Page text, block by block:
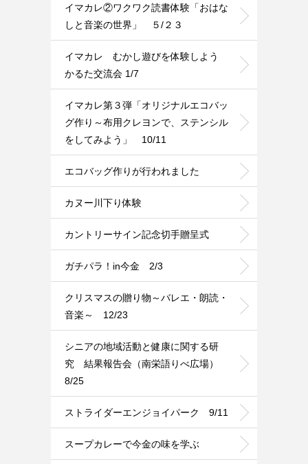
イマカレ②ワクワク読書体験「おはな
しと音楽の世界」 ５/２３
イマカレ むかし遊びを体験しよう
かるた交流会 1/7
イマカレ第３弾「オリジナルエコバッ
グ作り～布用クレヨンで、ステンシル
をしてみよう」 10/11
エコバッグ作りが行われました
カヌー川下り体験
カントリーサイン記念切手贈呈式
ガチパラ！in今金 2/3
クリスマスの贈り物～バレエ・朗読・
音楽～ 12/23
シニアの地域活動と健康に関する研
究 結果報告会（南栄語りべ広場）
8/25
ストライダーエンジョイパーク 9/11
スープカレーで今金の味を学ぶ